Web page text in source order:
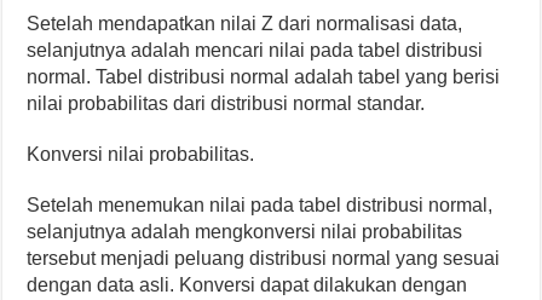
Setelah mendapatkan nilai Z dari normalisasi data,
selanjutnya adalah mencari nilai pada tabel distribusi
normal. Tabel distribusi normal adalah tabel yang berisi
nilai probabilitas dari distribusi normal standar.
Konversi nilai probabilitas.
Setelah menemukan nilai pada tabel distribusi normal,
selanjutnya adalah mengkonversi nilai probabilitas
tersebut menjadi peluang distribusi normal yang sesuai
dengan data asli. Konversi dapat dilakukan dengan